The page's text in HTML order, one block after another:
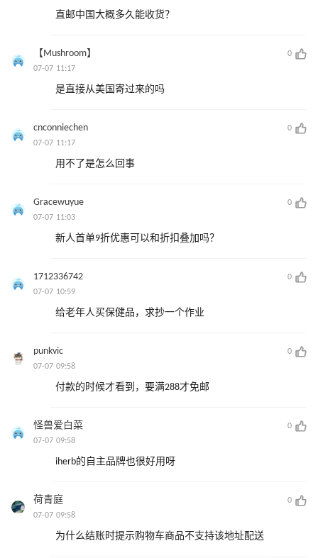
直邮中国大概多久能收货？
【Mushroom】
0
07-07 11:17
是直接从美国寄过来的吗
cnconniechen
0
07-07 11:17
用不了是怎么回事
Gracewuyue
0
07-07 11:03
新人首单9折优惠可以和折扣叠加吗？
1712336742
0
07-07 10:59
给老年人买保健品，求抄一个作业
punkvic
0
07-07 09:58
付款的时候才看到，要满288才免邮
怪兽爱白菜
0
07-07 09:58
iherb的自主品牌也很好用呀
荷青庭
0
07-07 09:58
为什么结账时提示购物车商品不支持该地址配送